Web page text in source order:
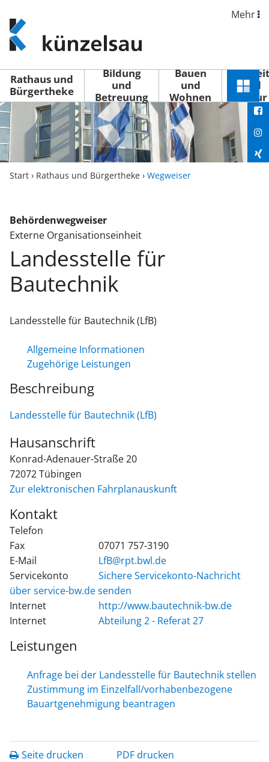
www.kuenzelsau.de
(zur
Startseite)
Mehr
Rathaus und
Bürgertheke
Bildung
und
Betreuung
Bauen
und
Wohnen
Freizeit
und
Kultur
Menü
Start › Rathaus und Bürgertheke › Wegweiser
Behördenwegweiser
Externe Organisationseinheit
Landesstelle für
Bautechnik
Landesstelle für Bautechnik (LfB)
Allgemeine Informationen
Zugehörige Leistungen
Beschreibung
Landesstelle für Bautechnik (LfB)
Hausanschrift
Konrad-Adenauer-Straße 20
72072Tübingen
Zur elektronischen Fahrplanauskunft
Kontakt
Telefon
Fax
07071 757-3190
E-Mail
LfB@rpt.bwl.de
Servicekonto
Sichere Servicekonto-Nachricht
über service-bw.de senden
Internet
http://www.bautechnik-bw.de
Internet
Abteilung 2 - Referat 27
Leistungen
Anfrage bei der Landesstelle für Bautechnik stellen
Zustimmung im Einzelfall/vorhabenbezogene
Bauartgenehmigung beantragen
Seite drucken
PDF drucken